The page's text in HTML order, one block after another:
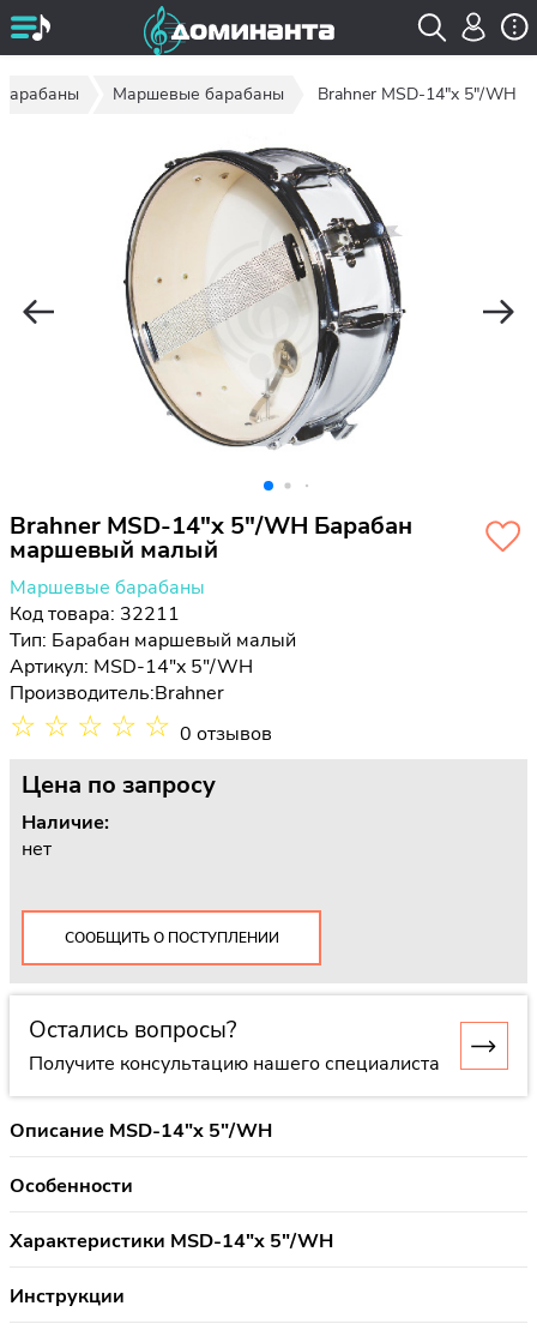
Барабаны Маршевые барабаны Brahner MSD-14"x 5"/WH
Brahner MSD-14"x 5"/WH Барабан
маршевый малый
Маршевые барабаны
Код товара: 32211
Тип: Барабан маршевый малый
Артикул: MSD-14"x 5"/WH
Производитель:Brahner
☆ ☆ ☆ ☆ ☆ 0 отзывов
Цена по запросу
Наличие:
нет
СООБЩИТЬ О ПОСТУПЛЕНИИ
Остались вопросы?
Получите консультацию нашего специалиста
Описание MSD-14"x 5"/WH
Особенности
Характеристики MSD-14"x 5"/WH
Инструкции